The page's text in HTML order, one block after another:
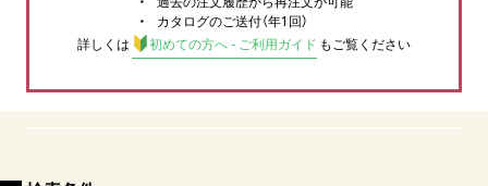
カタログのご送付（年1回）
詳しくは
初めての方へ - ご利用ガイド もご覧ください